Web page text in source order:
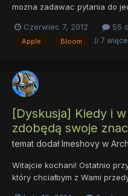
mozna zadawac pytania do
pytania!
Czerwiec 7, 2012 55
Apple Bloom (i 7
[Dyskusja] Kiedy i
zdobędą swoje
temat dodałImeshovy w
Witajcie kochani! Ostatnio
który chciałbym z Wami